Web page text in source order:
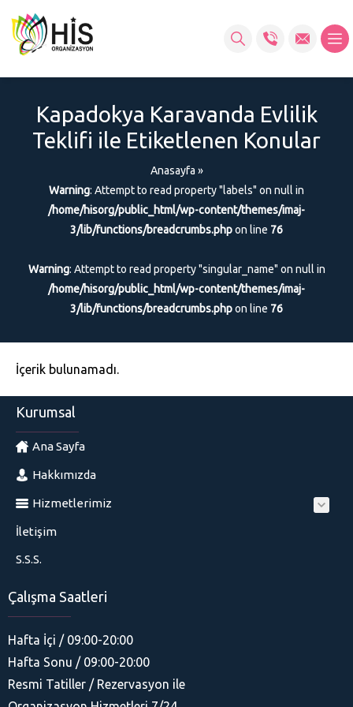
Kapadokya Karavanda Evlilik
Teklifi ile Etiketlenen Konular
Anasayfa »
Warning: Attempt to read property "labels" on null in
/home/hisorg/public_html/wp-content/themes/imaj-
3/lib/functions/breadcrumbs.phpon line 76
Warning: Attempt to read property "singular_name" on null in
/home/hisorg/public_html/wp-content/themes/imaj-
3/lib/functions/breadcrumbs.phpon line 76
İçerik bulunamadı.
Kurumsal
Ana Sayfa
Hakkımızda
Hizmetlerimiz
İletişim
S.S.S.
Çalışma Saatleri
Hafta İçi / 09:00-20:00
Hafta Sonu / 09:00-20:00
Resmi Tatiller / Rezervasyon ile